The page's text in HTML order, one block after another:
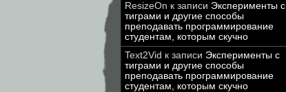
ResizeOn к записи Эксперименты с
тиграми и другие способы
преподавать программирование
студентам, которым скучно
Text2Vid к записи Эксперименты с
тиграми и другие способы
преподавать программирование
студентам, которым скучно